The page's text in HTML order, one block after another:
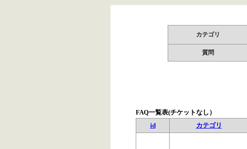
カテゴリ
質問
FAQ一覧表(チケットなし）
id カテゴリ